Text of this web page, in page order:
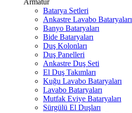
Armatür
Batarya Setleri
Ankastre Lavabo Bataryaları
Banyo Bataryaları
Bide Bataryaları
Duş Kolonları
Duş Panelleri
Ankastre Duş Seti
El Duş Takımları
Kuğu Lavabo Bataryaları
Lavabo Bataryaları
Mutfak Eviye Bataryaları
Sürgülü El Duşları